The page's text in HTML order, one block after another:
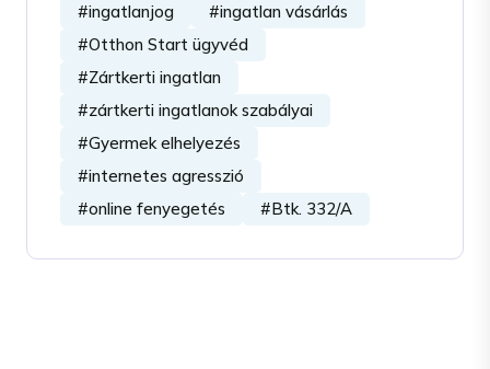
#ingatlanjog
#ingatlan vásárlás
#Otthon Start ügyvéd
#Zártkerti ingatlan
#zártkerti ingatlanok szabályai
#Gyermek elhelyezés
#internetes agresszió
#online fenyegetés
#Btk. 332/A